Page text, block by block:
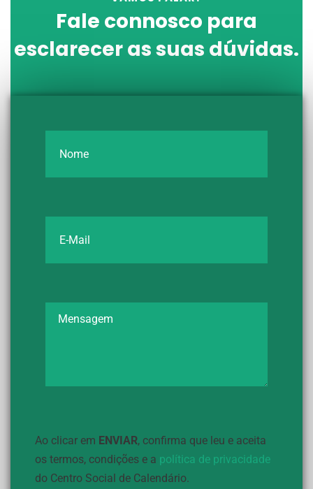
Fale connosco para
esclarecer as suas dúvidas.
Ao clicar em ENVIAR, confirma que leu e aceita
os termos, condições e a política de privacidade
do Centro Social de Calendário.